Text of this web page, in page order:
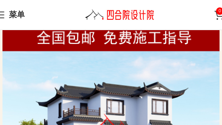
菜单 0
Home Chinese-style villa